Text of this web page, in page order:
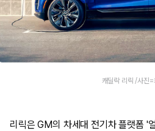
캐딜락 리릭 /사진=
리릭은 GM의 차세대 전기차 플랫폼